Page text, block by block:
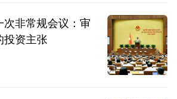
非常规会议：审
投资主张